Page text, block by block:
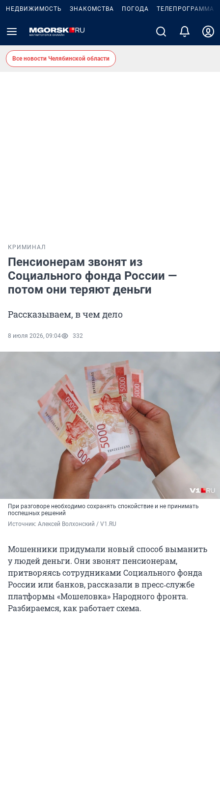
НЕДВИЖИМОСТЬ ЗНАКОМСТВА ПОГОДА ТЕЛЕПРОГРАММА
Все новости Челябинской области
КРИМИНАЛ
Пенсионерам звонят из
Социального фонда России —
потом они теряют деньги
Рассказываем, в чем дело
8 июля 2026, 09:04 332
При разговоре необходимо сохранять спокойствие и не принимать
поспешных решений
Источник: Алексей Волхонский / V1.RU
Мошенники придумали новый способ выманить
у людей деньги. Они звонят пенсионерам,
притворяясь сотрудниками Социального фонда
России или банков, рассказали в пресс‑службе
платформы «Мошеловка» Народного фронта.
Разбираемся, как работает схема.